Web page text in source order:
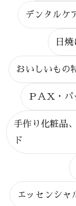
デンタルケ
日
おいしいもの
ＰＡＸ・
手作り化粧品
ド
エッセンシャ